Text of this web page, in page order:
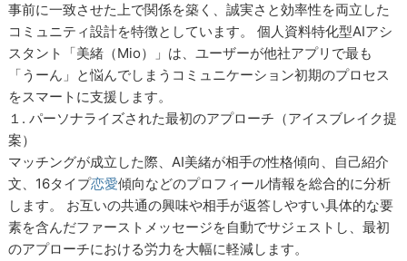
事前に一致させた上で関係を築く、誠実さと効率性を両立した
コミュニティ設計を特徴としています。 個人資料特化型AIアシ
スタント「美緒（Mio）」は、ユーザーが他社アプリで最も
「うーん」と悩んでしまうコミュニケーション初期のプロセス
をスマートに支援します。
１. パーソナライズされた最初のアプローチ（アイスブレイク提
案）
マッチングが成立した際、AI美緒が相手の性格傾向、自己紹介
文、16タイプ恋愛傾向などのプロフィール情報を総合的に分析
します。 お互いの共通の興味や相手が返答しやすい具体的な要
素を含んだファーストメッセージを自動でサジェストし、最初
のアプローチにおける労力を大幅に軽減します。